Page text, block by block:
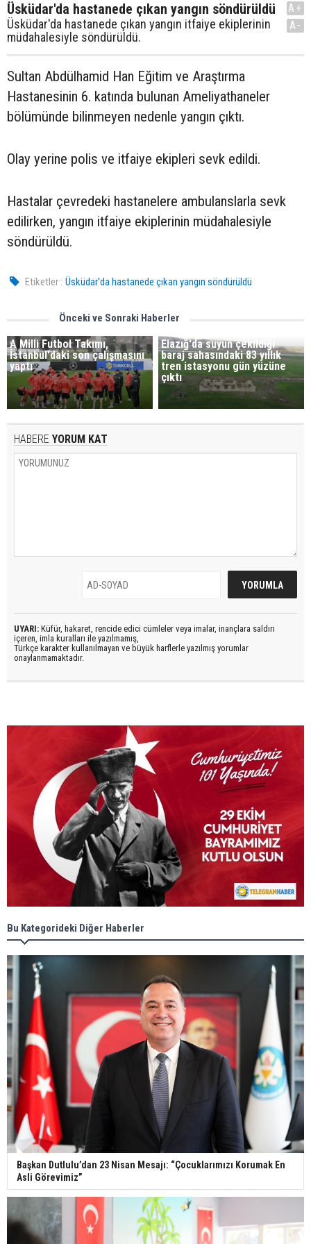
Üsküdar'da hastanede çıkan yangın söndürüldü
Üsküdar'da hastanede çıkan yangın itfaiye ekiplerinin
müdahalesiyle söndürüldü.
A+
A-
Sultan Abdülhamid Han Eğitim ve Araştırma
Hastanesinin 6. katında bulunan Ameliyathaneler
bölümünde bilinmeyen nedenle yangın çıktı.
Olay yerine polis ve itfaiye ekipleri sevk edildi.
Hastalar çevredeki hastanelere ambulanslarla sevk
edilirken, yangın itfaiye ekiplerinin müdahalesiyle
söndürüldü.
Etiketler : Üsküdar'da hastanede çıkan yangın söndürüldü
Önceki ve Sonraki Haberler
A Milli Futbol Takımı,
İstanbul'daki son çalışmasını
yaptı
Elazığ'da suyun çekildiği
baraj sahasındaki 83 yıllık
tren istasyonu gün yüzüne
çıktı
HABERE YORUM KAT
UYARI: Küfür, hakaret, rencide edici cümleler veya imalar, inançlara saldırı
içeren, imla kuralları ile yazılmamış,
Türkçe karakter kullanılmayan ve büyük harflerle yazılmış yorumlar
onaylanmamaktadır.
Bu Kategorideki Diğer Haberler
Başkan Dutlulu’dan 23 Nisan Mesajı: “Çocuklarımızı Korumak En
Asli Görevimiz”